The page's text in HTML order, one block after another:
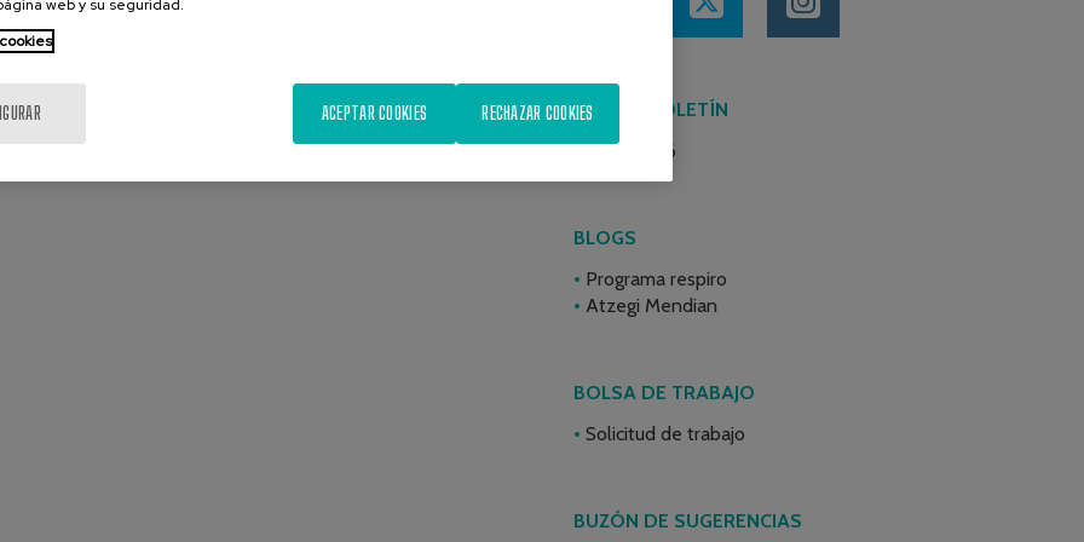
ÚLTIMO BOLETÍN
Junio 2026
BLOGS
Programa respiro
Atzegi Mendian
BOLSA DE TRABAJO
Solicitud de trabajo
BUZÓN DE SUGERENCIAS
web y su seguridad.
RECHAZAR COOKIES
ACEPTAR COOKIES